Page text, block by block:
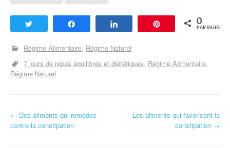
Enregistrer
0
PARTAGES
Régime Alimentaire Régime Naturel
7 jours de repas équilibrés et diététiques Régime Alimentaire
Régime Naturel
Navigation d'article
← Des aliments qui remèdes
contre la constipation
Les aliments qui favorisent la
constipation →